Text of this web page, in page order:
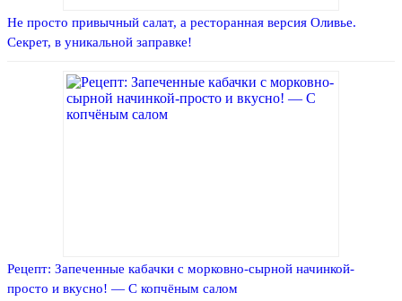
Не просто привычный салат, а ресторанная версия Оливье.
Секрет, в уникальной заправке!
Рецепт: Запеченные кабачки с морковно-сырной начинкой-
просто и вкусно! — С копчёным салом